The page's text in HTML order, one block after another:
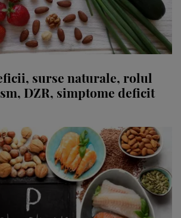
surse naturale, rolul
DZR, simptome deficit